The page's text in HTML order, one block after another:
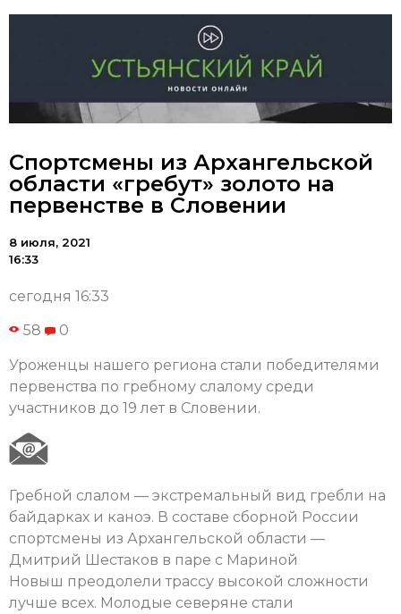
Спортсмены из Архангельской
области «гребут» золото на
первенстве в Словении
8 июля, 2021
16:33
сегодня 16:33
58 0
Уроженцы нашего региона стали победителями
первенства по гребному слалому среди
участников до 19 лет в Словении.
Гребной слалом — экстремальный вид гребли на
байдарках и каноэ. В составе сборной России
спортсмены из Архангельской области —
Дмитрий Шестаков в паре с Мариной
Новыш преодолели трассу высокой сложности
лучше всех. Молодые северяне стали